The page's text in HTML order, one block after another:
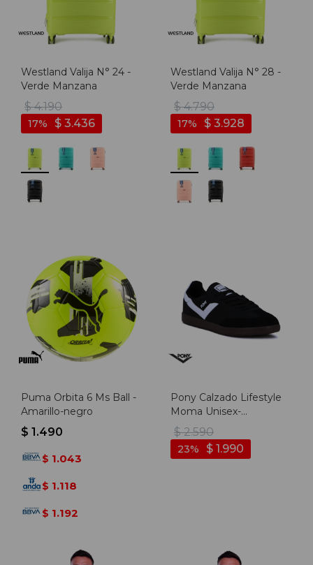
Westland Valija N° 24 -
Verde Manzana
$ 4.190
$ 3.436
17
Westland Valija N° 28 -
Verde Manzana
$ 4.790
$ 3.928
17
Puma Orbita 6 Ms Ball -
Amarillo-negro
$ 1.490
$ 1.043
$ 1.118
$ 1.192
Pony Calzado Lifestyle
Moma Unisex-
Negro/blanco - Negro-
blanco
$ 2.590
$ 1.990
23